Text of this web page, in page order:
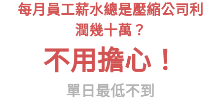
每月員工薪水總是壓縮公司利
潤幾十萬？
不用擔心！
單日最低不到